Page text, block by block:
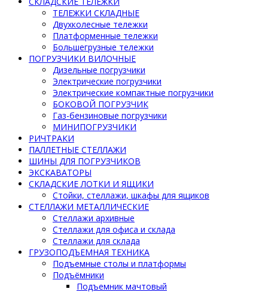
ТЕЛЕЖКИ СКЛАДНЫЕ
Двухколесные тележки
Платформенные тележки
Большегрузные тележки
ПОГРУЗЧИКИ ВИЛОЧНЫЕ
Дизельные погрузчики
Электрические погрузчики
Электрические компактные погрузчики
БОКОВОЙ ПОГРУЗЧИК
Газ-бензиновые погрузчики
МИНИПОГРУЗЧИКИ
РИЧТРАКИ
ПАЛЛЕТНЫЕ СТЕЛЛАЖИ
ШИНЫ ДЛЯ ПОГРУЗЧИКОВ
ЭКСКАВАТОРЫ
СКЛАДСКИЕ ЛОТКИ И ЯЩИКИ
Стойки, стеллажи, шкафы для ящиков
СТЕЛЛАЖИ МЕТАЛЛИЧЕСКИЕ
Стеллажи архивные
Стеллажи для офиса и склада
Стеллажи для склада
ГРУЗОПОДЪЕМНАЯ ТЕХНИКА
Подъемные столы и платформы
Подъёмники
Подъемник мачтовый